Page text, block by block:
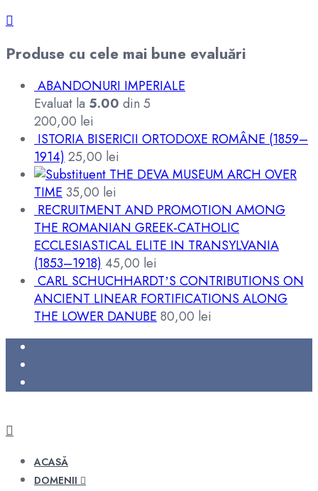
Produse cu cele mai bune evaluări
ABANDONURI IMPERIALE
Evaluat la 5.00 din 5
200,00 lei
ISTORIA BISERICII ORTODOXE ROMÂNE (1859–
1914) 25,00 lei
THE DEVA MUSEUM ARCH OVER
TIME 35,00 lei
RECRUITMENT AND PROMOTION AMONG
THE ROMANIAN GREEK-CATHOLIC
ECCLESIASTICAL ELITE IN TRANSYLVANIA
(1853–1918) 45,00 lei
CARL SCHUCHHARDTʼS CONTRIBUTIONS ON
ANCIENT LINEAR FORTIFICATIONS ALONG
THE LOWER DANUBE 80,00 lei
ACASĂ
DOMENII